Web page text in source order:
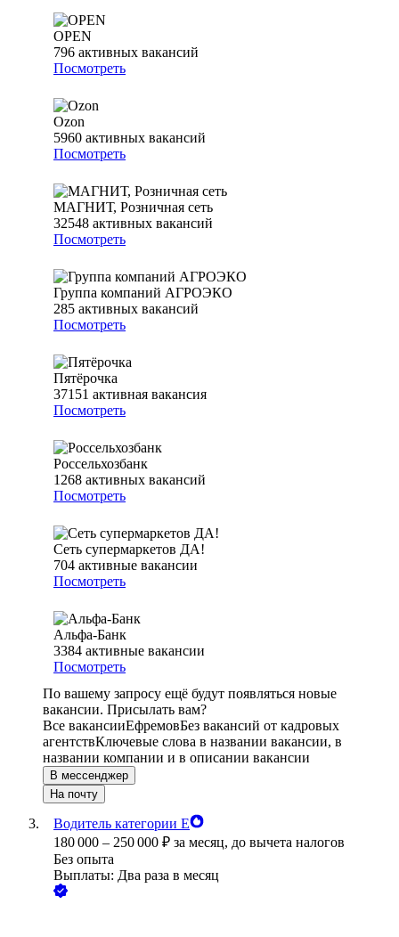
OPEN
796 активных вакансий
Посмотреть
Ozon
5960 активных вакансий
Посмотреть
МАГНИТ, Розничная сеть
32548 активных вакансий
Посмотреть
Группа компаний АГРОЭКО
285 активных вакансий
Посмотреть
Пятёрочка
37151 активная вакансия
Посмотреть
Россельхозбанк
1268 активных вакансий
Посмотреть
Сеть супермаркетов ДА!
704 активные вакансии
Посмотреть
Альфа-Банк
3384 активные вакансии
Посмотреть
По вашему запросу ещё будут появляться новые
вакансии. Присылать вам?
Все вакансииЕфремовБез вакансий от кадровых
агентствКлючевые слова в названии вакансии, в
названии компании и в описании вакансии
В мессенджер
На почту
Водитель категории Е
180 000 – 250 000 ₽ за месяц, до вычета налогов
Без опыта
Выплаты: Два раза в месяц